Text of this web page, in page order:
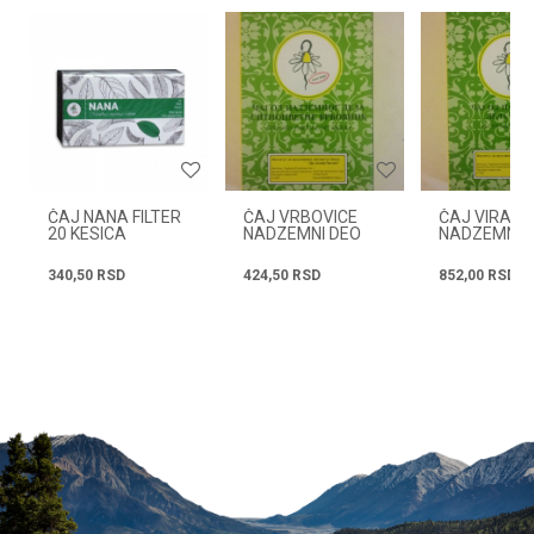
Radno vreme
Svakog radnog dana od
08h do 16h
Poruka
ČAJ NANA FILTER
20 KESICA
340,50 RSD
ČAJ VRBOVICE
NADZEMNI DEO
424,50 RSD
ČAJ VIRAK
NADZEMNI
852,00 RSD